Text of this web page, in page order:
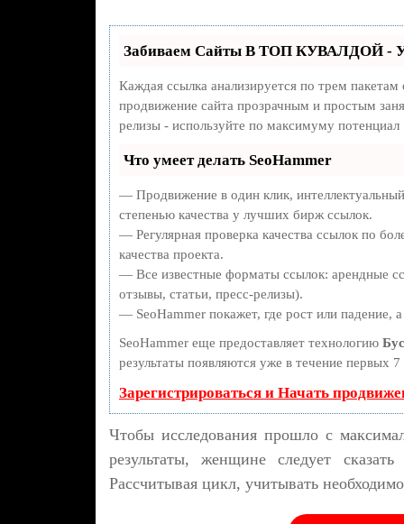
Забиваем Сайты В ТОП КУВАЛДОЙ -
Каждая ссылка анализируется по трем
продвижение сайта прозрачным и простым
релизы - используйте по максимуму
Что умеет делать SeoHammer
— Продвижение в один клик,
степенью качества у лучших бирж ссылок.
— Регулярная проверка качества ссылок по
качества проекта.
— Все известные форматы ссылок: арендные
отзывы, статьи, пресс-релизы).
— SeoHammer покажет, где рост или падение,
SeoHammer еще предоставляет технологию
результаты появляются уже в течение первых
Зарегистрироваться и Начать
Чтобы исследования прошло с
результаты, женщине следует
Рассчитывая цикл, учитывать